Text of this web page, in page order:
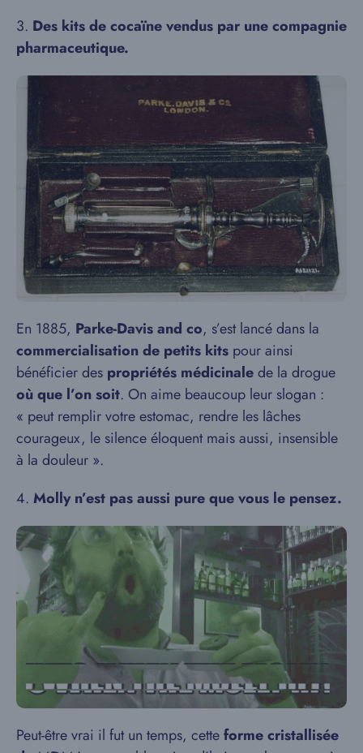
3. Des kits de cocaïne vendus par une compagnie
pharmaceutique.
En 1885, Parke-Davis and co, s’est lancé dans la
commercialisation de petits kits pour ainsi
bénéficier des propriétés médicinalede la drogue
où que l’on soit. On aime beaucoup leur slogan :
« peut remplir votre estomac, rendre les lâches
courageux, le silence éloquent mais aussi, insensible
à la douleur ».
4. Molly n’est pas aussi pure que vous le pensez.
Peut-être vrai il fut un temps, cetteforme cristallisée